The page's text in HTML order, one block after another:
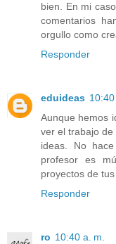
bien. En mi
comentarios
orgullo como
Responder
eduideas
Aunque hemos
ver el trabajo
ideas. No
profesor es
proyectos de
Responder
ro 10:40 a. m.